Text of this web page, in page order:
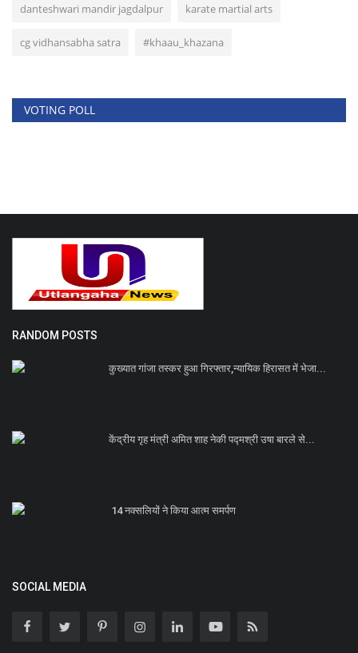
danteshwari mandir jagdalpur karate martial arts
cg vidhansabha satra #khaau_khazana
VOTING POLL
RANDOM POSTS
कुख्यात गांजा तस्कर हुआ गिरफ्तार,न्यायिक हिरासत में भेजा...
केंद्रीय गृह मंत्री अमित शाह नेकी पद्मश्री उषा बारले से...
14 नक्सलियों ने किया आत्म समर्पण
SOCIAL MEDIA